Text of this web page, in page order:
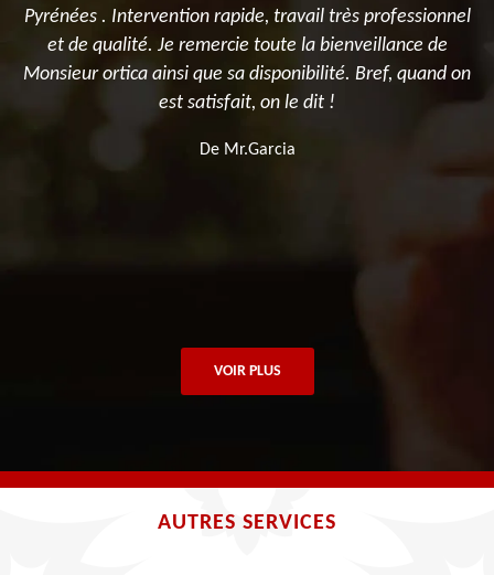
Pyrénées . Intervention rapide, travail très professionnel
et de qualité. Je remercie toute la bienveillance de
Monsieur ortica ainsi que sa disponibilité. Bref, quand on
est satisfait, on le dit !
De Mr.Garcia
VOIR PLUS
AUTRES SERVICES